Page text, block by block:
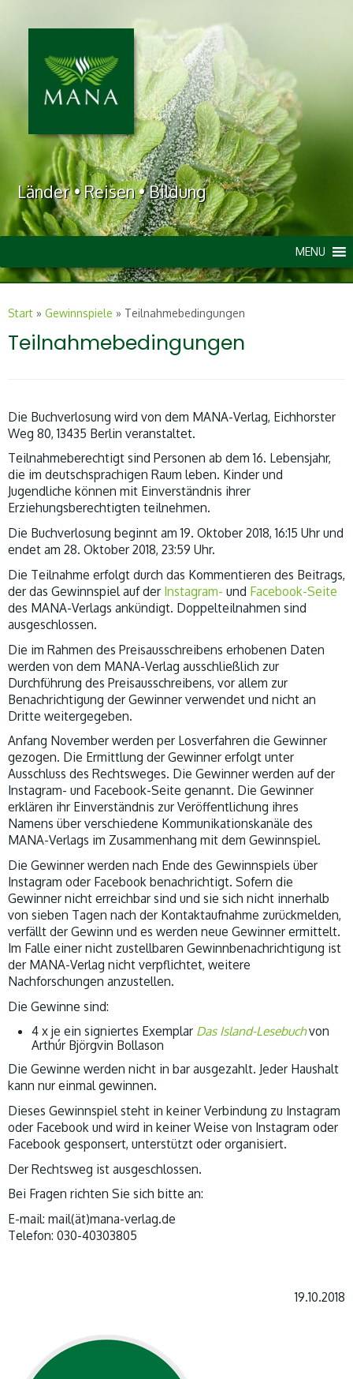
Länder • Reisen • Bildung
MENU
Start » Gewinnspiele » Teilnahmebedingungen
Teilnahmebedingungen
Die Buchverlosung wird von dem MANA-Verlag, Eichhorster
Weg 80, 13435 Berlin veranstaltet.
Teilnahmeberechtigt sind Personen ab dem 16. Lebensjahr,
die im deutschsprachigen Raum leben. Kinder und
Jugendliche können mit Einverständnis ihrer
Erziehungsberechtigten teilnehmen.
Die Buchverlosung beginnt am 19. Oktober 2018, 16:15 Uhr und
endet am 28. Oktober 2018, 23:59 Uhr.
Die Teilnahme erfolgt durch das Kommentieren des Beitrags,
der das Gewinnspiel auf der Instagram- und Facebook-Seite
des MANA-Verlags ankündigt. Doppelteilnahmen sind
ausgeschlossen.
Die im Rahmen des Preisausschreibens erhobenen Daten
werden von dem MANA-Verlag ausschließlich zur
Durchführung des Preisausschreibens, vor allem zur
Benachrichtigung der Gewinner verwendet und nicht an
Dritte weitergegeben.
Anfang November werden per Losverfahren die Gewinner
gezogen. Die Ermittlung der Gewinner erfolgt unter
Ausschluss des Rechtsweges. Die Gewinner werden auf der
Instagram- und Facebook-Seite genannt. Die Gewinner
erklären ihr Einverständnis zur Veröffentlichung ihres
Namens über verschiedene Kommunikationskanäle des
MANA-Verlags im Zusammenhang mit dem Gewinnspiel.
Die Gewinner werden nach Ende des Gewinnspiels über
Instagram oder Facebook benachrichtigt. Sofern die
Gewinner nicht erreichbar sind und sie sich nicht innerhalb
von sieben Tagen nach der Kontaktaufnahme zurückmelden,
verfällt der Gewinn und es werden neue Gewinner ermittelt.
Im Falle einer nicht zustellbaren Gewinnbenachrichtigung ist
der MANA-Verlag nicht verpflichtet, weitere
Nachforschungen anzustellen.
Die Gewinne sind:
4 x je ein signiertes Exemplar Das Island-Lesebuchvon
Arthúr Björgvin Bollason
Die Gewinne werden nicht in bar ausgezahlt. Jeder Haushalt
kann nur einmal gewinnen.
Dieses Gewinnspiel steht in keiner Verbindung zu Instagram
oder Facebook und wird in keiner Weise von Instagram oder
Facebook gesponsert, unterstützt oder organisiert.
Der Rechtsweg ist ausgeschlossen.
Bei Fragen richten Sie sich bitte an:
E-mail: mail(ät)mana-verlag.de
Telefon: 030-40303805
19.10.2018